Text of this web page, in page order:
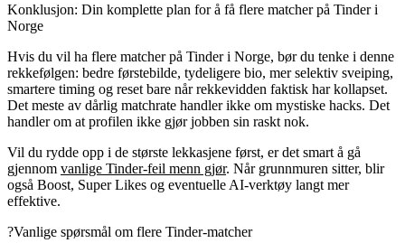
Konklusjon: Din komplette plan for å få flere matcher på Tinder i
Norge
Hvis du vil ha flere matcher på Tinder i Norge, bør du tenke i denne
rekkefølgen: bedre førstebilde, tydeligere bio, mer selektiv sveiping,
smartere timing og reset bare når rekkevidden faktisk har kollapset.
Det meste av dårlig matchrate handler ikke om mystiske hacks. Det
handler om at profilen ikke gjør jobben sin raskt nok.
Vil du rydde opp i de største lekkasjene først, er det smart å gå
gjennom vanlige Tinder-feil menn gjør. Når grunnmuren sitter, blir
også Boost, Super Likes og eventuelle AI-verktøy langt mer
effektive.
?Vanlige spørsmål om flere Tinder-matcher